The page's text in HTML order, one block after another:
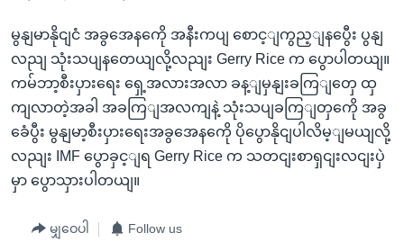
မွနျမာနိုငျငံ အခွအေနကေို အနီးကပျ စောင့ျကွည့ျနပွေီး ပွနျ
လညျ သုံးသပျနတေယျလို့လညျး Gerry Rice က ပွောပါတယျ။
ကမ်ဘာ့စီးပှားရေး ရှေ့အလားအလာ ခန့ျမှနျးခကြျတှေ ထှ
ကျလာတဲ့အခါ အခကြျအလကျနဲ့ သုံးသပျခကြျတှကေို အခွ
ခေံပွီး မွနျမာ့စီးပှားရေးအခွအေနကေို ပိုပွောနိုငျပါလိမ့ျမယျလို့
လညျး IMF ပွောခှင့ျရ Gerry Rice က သတငျးစာရှငျးလငျးပှဲ
မှာ ပွောသှားပါတယျ။
မျှဝေပါ Follow us